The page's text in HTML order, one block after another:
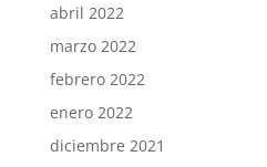
abril 2022
marzo 2022
febrero 2022
enero 2022
diciembre 2021